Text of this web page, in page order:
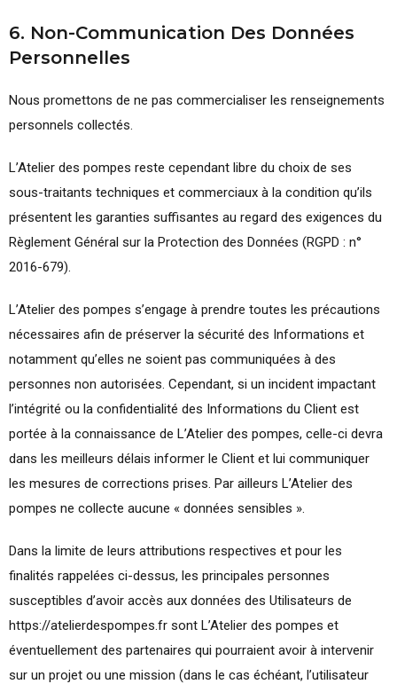
6. Non-Communication Des Données
Personnelles
Nous promettons de ne pas commercialiser les renseignements
personnels collectés.
L’Atelier des pompes reste cependant libre du choix de ses
sous-traitants techniques et commerciaux à la condition qu’ils
présentent les garanties suffisantes au regard des exigences du
Règlement Général sur la Protection des Données (RGPD : n°
2016-679).
L’Atelier des pompes s’engage à prendre toutes les précautions
nécessaires afin de préserver la sécurité des Informations et
notamment qu’elles ne soient pas communiquées à des
personnes non autorisées. Cependant, si un incident impactant
l’intégrité ou la confidentialité des Informations du Client est
portée à la connaissance de L’Atelier des pompes, celle-ci devra
dans les meilleurs délais informer le Client et lui communiquer
les mesures de corrections prises. Par ailleurs L’Atelier des
pompes ne collecte aucune « données sensibles ».
Dans la limite de leurs attributions respectives et pour les
finalités rappelées ci-dessus, les principales personnes
susceptibles d’avoir accès aux données des Utilisateurs de
https://atelierdespompes.fr sont L’Atelier des pompes et
éventuellement des partenaires qui pourraient avoir à intervenir
sur un projet ou une mission (dans le cas échéant, l’utilisateur